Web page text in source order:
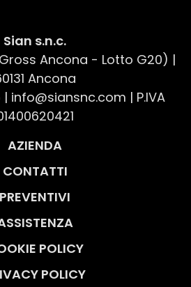
Sian s.n.c.
Ancona - Lotto G20) |
Ancona
| info@siansnc.com | P.IVA
AZIENDA
CONTATTI
PREVENTIVI
POLICY
POLICY